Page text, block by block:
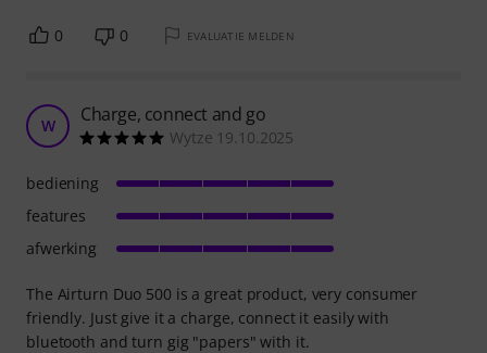
0 0 EVALUATIE MELDEN
W Charge, connect and go
Wytze 19.10.2025
The Airturn Duo 500 is a great product, very consumer
friendly. Just give it a charge, connect it easily with
bluetooth and turn gig "papers" with it.
bediening
features
afwerking